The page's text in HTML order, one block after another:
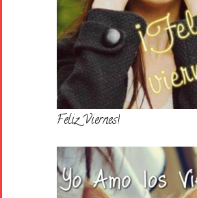
Feliz Viernes!